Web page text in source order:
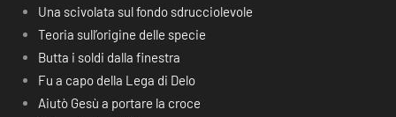
Una scivolata sul fondo sdrucciolevole
Teoria sull’origine delle specie
Butta i soldi dalla finestra
Fu a capo della Lega di Delo
Aiutò Gesù a portare la croce